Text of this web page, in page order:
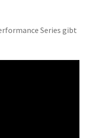
Series gibt